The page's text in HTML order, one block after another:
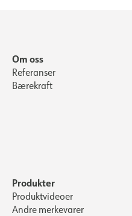
Om oss
Referanser
Bærekraft
Produkter
Produktvideoer
Andre merkevarer